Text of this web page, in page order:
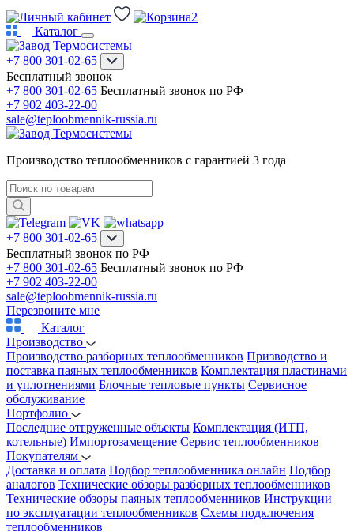
2
Каталог
+7 800 301-02-65
Бесплатный звонок
+7 800 301-02-65 Бесплатный звонок по РФ
+7 902 403-22-00
sale@teploobmennik-russia.ru
Производство теплообменников с гарантией 3 года
+7 800 301-02-65
Бесплатный звонок по РФ
+7 800 301-02-65 Бесплатный звонок по РФ
+7 902 403-22-00
sale@teploobmennik-russia.ru
Перезвоните мне
Каталог
Производство
Производство разборных теплообменников Призводство и
поставка паяных теплообменников Комплектация пластинами
и уплотнениями Блочные тепловые пункты Сервисное
обслуживание
Портфолио
Последние отгруженные объекты Комплектация (ИТП,
котельные) Импортозамещение Сервис теплообменников
Покупателям
Доставка и оплата Подбор теплообменника онлайн Подбор
аналогов Технические обзоры разборных теплообменников
Технические обзоры паяных теплообменников Инструкции
по эксплуатации теплообменников Схемы подключения
теплообменников